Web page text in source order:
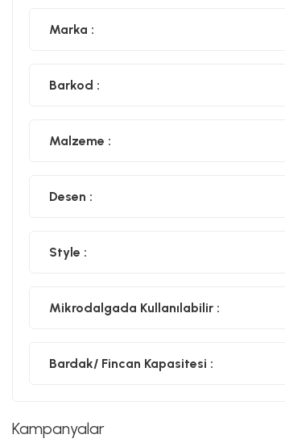
Marka :
Barkod :
Malzeme :
Desen :
Style :
Mikrodalgada Kullanılabilir :
Bardak/ Fincan Kapasitesi :
Kampanyalar